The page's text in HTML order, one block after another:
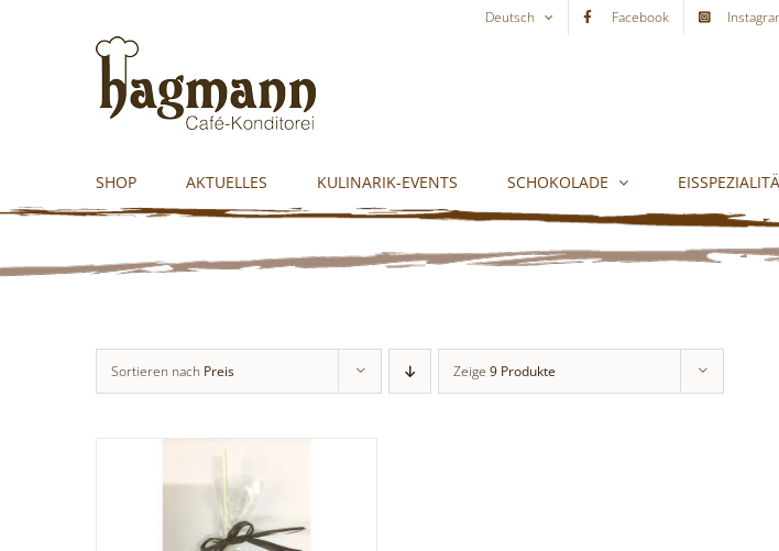
Deutsch Facebook
SHOP AKTUELLES KULINARIK-EVENTS SCHOKOLADE
Sortieren nach Preis Zeige 9 Produkte